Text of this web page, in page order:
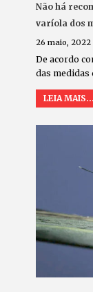
Não há
varíola dos
26 maio, 2022
De acordo
das medidas
LEIA MAIS...